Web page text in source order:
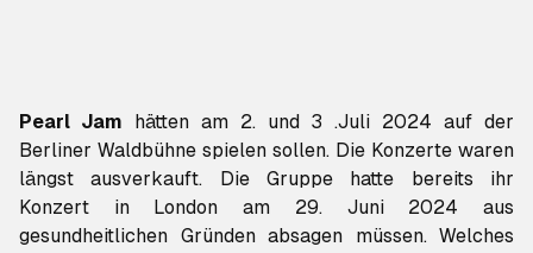
Pearl Jam hätten am 2. und 3 .Juli 2024 auf der
Berliner Waldbühne spielen sollen. Die Konzerte waren
längst ausverkauft. Die Gruppe hatte bereits ihr
Konzert in London am 29. Juni 2024 aus
gesundheitlichen Gründen absagen müssen. Welches